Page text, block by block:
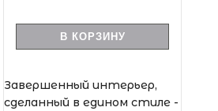
В КОРЗИНУ
Завершенный интерьер,
сделанный в едином стиле -